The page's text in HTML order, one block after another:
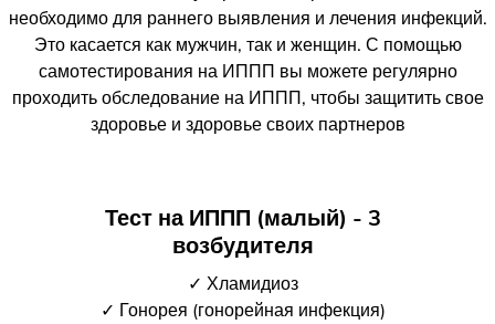
необходимо для раннего выявления и лечения инфекций.
Это касается как мужчин, так и женщин. С помощью
самотестирования на ИППП вы можете регулярно
проходить обследование на ИППП, чтобы защитить свое
здоровье и здоровье своих партнеров
Тест на ИППП (малый) - 3
возбудителя
✓ Хламидиоз
✓ Гонорея (гонорейная инфекция)